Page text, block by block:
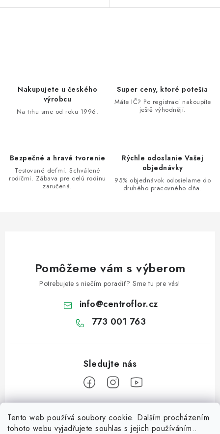
Tento web používá soubory cookie. Dalším procházením
tohoto webu vyjadřujete souhlas s jejich používáním..
p
v
Nakupujete u českého
výrobcu
Na trhu sme od roku 1996.
Super ceny, ktoré potešia
Máte IČ? Po registraci nakoupíte
ještě výhodněji.
Bezpečné a hravé tvorenie
Testované deťmi. Schválené
rodičmi. Zábava pre celú rodinu
zaručená.
Rýchle odoslanie Vašej
objednávky
95% objednávok odosielame do
druhého pracovného dňa.
Pomôžeme vám s výberom
Potrebujete s niečím poradiť? Sme tu pre vás!
info@centroflor.cz
773 001 763
Z